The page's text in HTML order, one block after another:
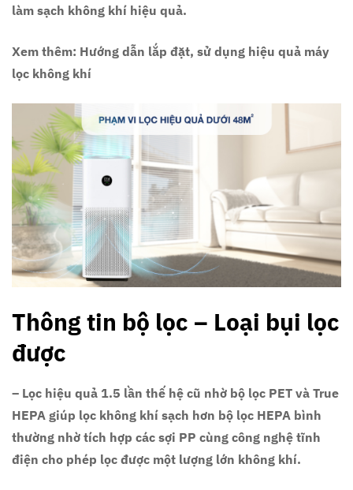
làm sạch không khí hiệu quả.
Xem thêm: Hướng dẫn lắp đặt, sử dụng hiệu quả máy
lọc không khí
Thông tin bộ lọc – Loại bụi lọc
được
– Lọc hiệu quả 1.5 lần thế hệ cũ nhờ bộ lọc PET và True
HEPA giúp lọc không khí sạch hơn bộ lọc HEPA bình
thường nhờ tích hợp các sợi PP cùng công nghệ tĩnh
điện cho phép lọc được một lượng lớn không khí.